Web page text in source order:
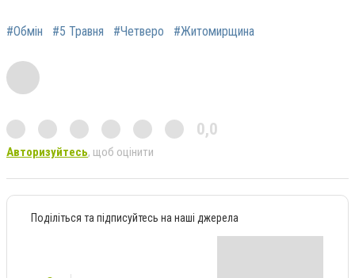
#Обмін #5 Травня #Четверо #Житомирщина
0,0
Авторизуйтесь, щоб оцінити
Поділіться та підписуйтесь на наші джерела